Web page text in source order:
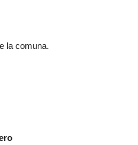
la comuna.